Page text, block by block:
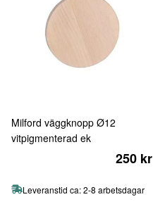
Milford väggknopp Ø12
vitpigmenterad ek
250 kr
Leveranstid ca: 2-8 arbetsdagar